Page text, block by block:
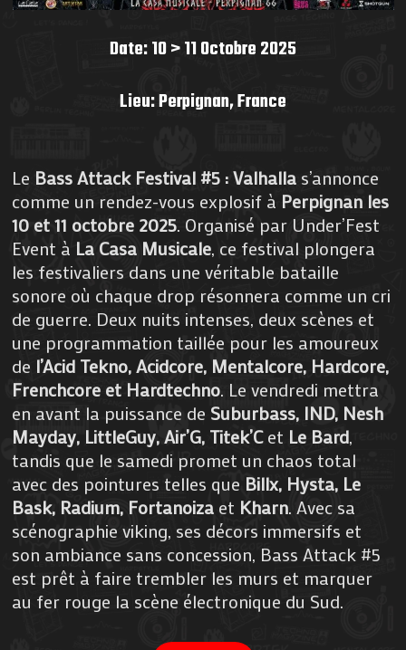
Date: 10 > 11 Octobre 2025
Lieu: Perpignan, France
Le Bass Attack Festival #5 : Valhalla s’annonce
comme un rendez-vous explosif à Perpignan les
10 et 11 octobre 2025. Organisé par Under’Fest
Event à La Casa Musicale, ce festival plongera
les festivaliers dans une véritable bataille
sonore où chaque drop résonnera comme un cri
de guerre. Deux nuits intenses, deux scènes et
une programmation taillée pour les amoureux
de l’Acid Tekno, Acidcore, Mentalcore, Hardcore,
Frenchcore et Hardtechno. Le vendredi mettra
en avant la puissance de Suburbass, IND, Nesh
Mayday, LittleGuy, Air’G, Titek’Cet Le Bard,
tandis que le samedi promet un chaos total
avec des pointures telles que Billx, Hysta, Le
Bask, Radium, Fortanoiza et Kharn. Avec sa
scénographie viking, ses décors immersifs et
son ambiance sans concession, Bass Attack #5
est prêt à faire trembler les murs et marquer
au fer rouge la scène électronique du Sud.